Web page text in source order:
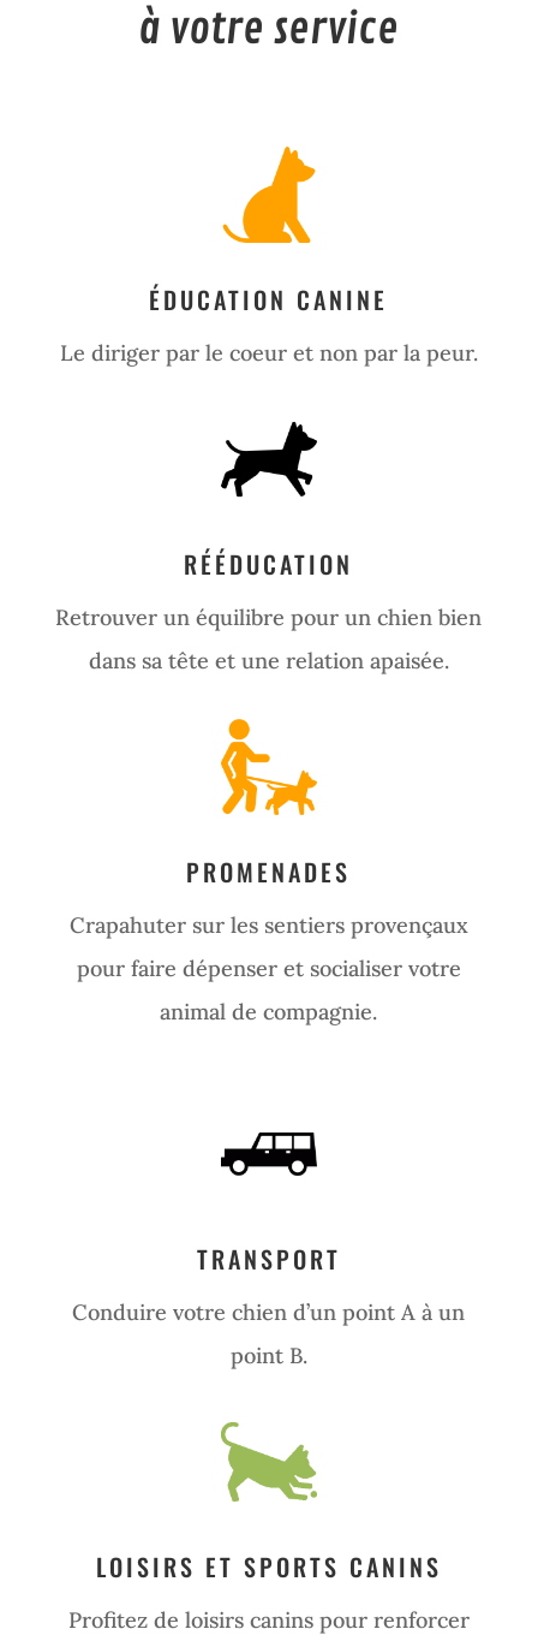
à votre service
ÉDUCATION CANINE
Le diriger par le coeur et non par la peur.
RÉÉDUCATION
Retrouver un équilibre pour un chien bien
dans sa tête et une relation apaisée.
PROMENADES
Crapahuter sur les sentiers provençaux
pour faire dépenser et socialiser votre
animal de compagnie.
TRANSPORT
Conduire votre chien d’un point A à un
point B.
LOISIRS ET SPORTS CANINS
Profitez de loisirs canins pour renforcer